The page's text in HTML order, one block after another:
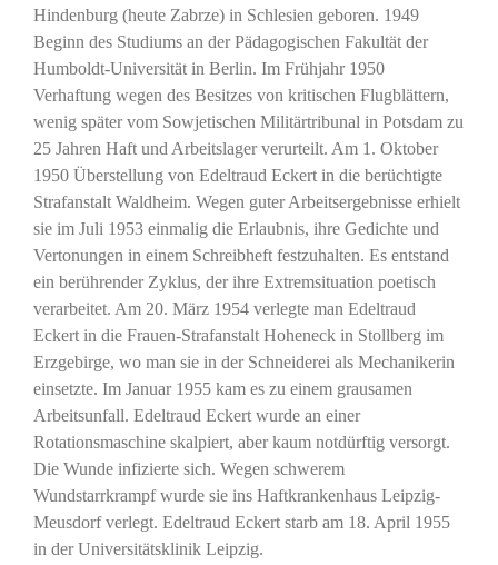
Hindenburg (heute Zabrze) in Schlesien geboren. 1949
Beginn des Studiums an der Pädagogischen Fakultät der
Humboldt-Universität in Berlin. Im Frühjahr 1950
Verhaftung wegen des Besitzes von kritischen Flugblättern,
wenig später vom Sowjetischen Militärtribunal in Potsdam zu
25 Jahren Haft und Arbeitslager verurteilt. Am 1. Oktober
1950 Überstellung von Edeltraud Eckert in die berüchtigte
Strafanstalt Waldheim. Wegen guter Arbeitsergebnisse erhielt
sie im Juli 1953 einmalig die Erlaubnis, ihre Gedichte und
Vertonungen in einem Schreibheft festzuhalten. Es entstand
ein berührender Zyklus, der ihre Extremsituation poetisch
verarbeitet. Am 20. März 1954 verlegte man Edeltraud
Eckert in die Frauen-Strafanstalt Hoheneck in Stollberg im
Erzgebirge, wo man sie in der Schneiderei als Mechanikerin
einsetzte. Im Januar 1955 kam es zu einem grausamen
Arbeitsunfall. Edeltraud Eckert wurde an einer
Rotationsmaschine skalpiert, aber kaum notdürftig versorgt.
Die Wunde infizierte sich. Wegen schwerem
Wundstarrkrampf wurde sie ins Haftkrankenhaus Leipzig-
Meusdorf verlegt. Edeltraud Eckert starb am 18. April 1955
in der Universitätsklinik Leipzig.